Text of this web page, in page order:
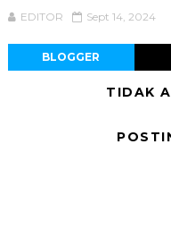
EDITOR Sept 14, 2024
BLOGGER
TIDAK